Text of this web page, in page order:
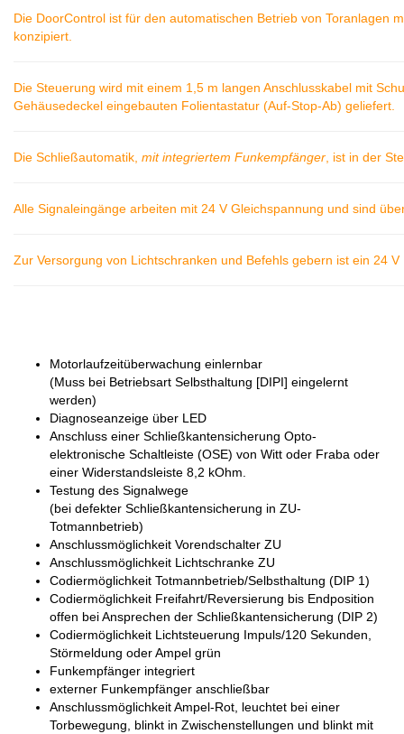
Die DoorControl ist für den automatischen Betrieb von Toranlagen
konzipiert.
Die Steuerung wird mit einem 1,5 m langen Anschlusskabel mit
Gehäusedeckel eingebauten Folientastatur (Auf-Stop-Ab) geliefert.
Die Schließautomatik, mit integriertem Funkempfänger , ist in der
Alle Signaleingänge arbeiten mit 24 V Gleichspannung und sind
Zur Versorgung von Lichtschranken und Befehls gebern ist ein 24
Motorlaufzeitüberwachung einlernbar
(Muss bei Betriebsart Selbsthaltung [DIPI] eingelernt
werden)
Diagnoseanzeige über LED
Anschluss einer Schließkantensicherung Opto-
elektronische Schaltleiste (OSE) von Witt oder Fraba oder
einer Widerstandsleiste 8,2 kOhm.
Testung des Signalwege
(bei defekter Schließkantensicherung in ZU-
Totmannbetrieb)
Anschlussmöglichkeit Vorendschalter ZU
Anschlussmöglichkeit Lichtschranke ZU
Codiermöglichkeit Totmannbetrieb/Selbsthaltung (DIP 1)
Codiermöglichkeit Freifahrt/Reversierung bis Endposition
offen bei Ansprechen der Schließkantensicherung (DIP 2)
Codiermöglichkeit Lichtsteuerung Impuls/120 Sekunden,
Störmeldung oder Ampel grün
Funkempfänger integriert
externer Funkempfänger anschließbar
Anschlussmöglichkeit Ampel-Rot, leuchtet bei einer
Torbewegung, blinkt in Zwischenstellungen und blinkt mit